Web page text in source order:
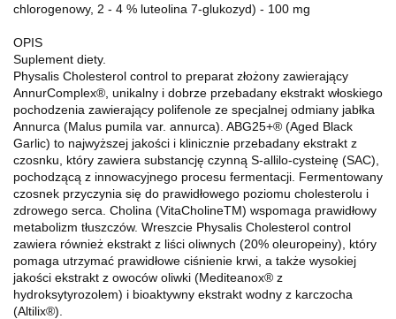
chlorogenowy, 2 - 4 % luteolina 7-glukozyd) - 100 mg
OPIS
Suplement diety.
Physalis Cholesterol control to preparat złożony zawierający
AnnurComplex®, unikalny i dobrze przebadany ekstrakt włoskiego
pochodzenia zawierający polifenole ze specjalnej odmiany jabłka
Annurca (Malus pumila var. annurca). ABG25+® (Aged Black
Garlic) to najwyższej jakości i klinicznie przebadany ekstrakt z
czosnku, który zawiera substancję czynną S-allilo-cysteinę (SAC),
pochodzącą z innowacyjnego procesu fermentacji. Fermentowany
czosnek przyczynia się do prawidłowego poziomu cholesterolu i
zdrowego serca. Cholina (VitaCholineTM) wspomaga prawidłowy
metabolizm tłuszczów. Wreszcie Physalis Cholesterol control
zawiera również ekstrakt z liści oliwnych (20% oleuropeiny), który
pomaga utrzymać prawidłowe ciśnienie krwi, a także wysokiej
jakości ekstrakt z owoców oliwki (Mediteanox® z
hydroksytyrozolem) i bioaktywny ekstrakt wodny z karczocha
(Altilix®).